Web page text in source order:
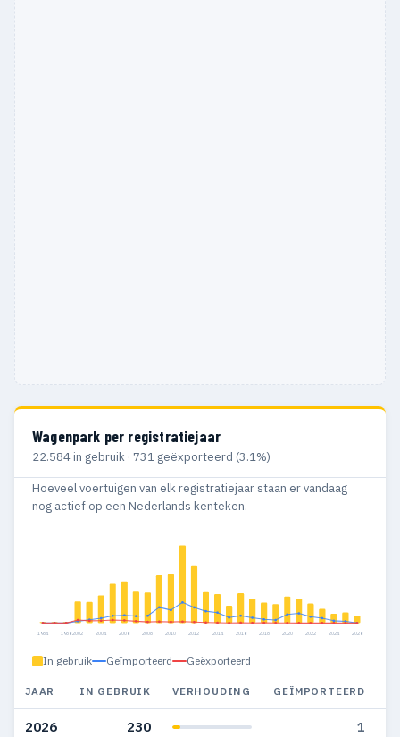
Wagenpark per registratiejaar
22.584 in gebruik · 731 geëxporteerd (3.1%)
Hoeveel voertuigen van elk registratiejaar staan er vandaag
nog actief op een Nederlands kenteken.
1984 19862002 2004 2006 2008 2010 2012 2014 2016 2018 2020 2022 2024 2026
In gebruik Geïmporteerd Geëxporteerd
JAAR IN GEBRUIK VERHOUDING GEÏMPORTEERD
2026 230 1